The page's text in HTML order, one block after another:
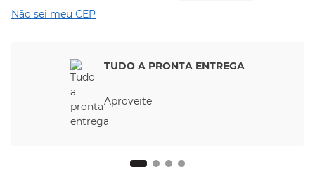
Não sei meu CEP
TUDO A PRONTA ENTREGA
Aproveite